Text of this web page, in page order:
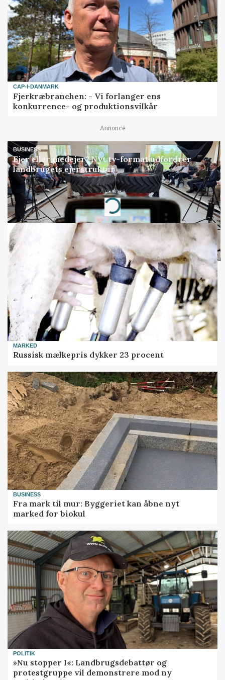
CAP-I-DANMARK
Fjerkræbranchen: - Vi forlanger ens
konkurrence- og produktionsvilkår
Annonce
BUSINESS
Ejer eller medejer? Nyt tv-format udfordrer
landbrugets ejerstruktur
Annonce
Loading...
MARKED
Russisk mælkepris dykker 23 procent
BUSINESS
Fra mark til mur: Byggeriet kan åbne nyt
marked for biokul
POLITIK
»Nu stopper I«: Landbrugsdebattør og
protestgruppe vil demonstrere mod ny